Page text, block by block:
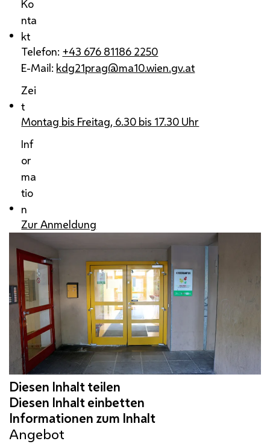
Ko
nta
kt
Telefon: +43 676 81186 2250
E-Mail: kdg21prag@ma10.wien.gv.at
Zei
t
Montag bis Freitag, 6.30 bis 17.30 Uhr
Inf
or
ma
tio
n
Zur Anmeldung
Angebot